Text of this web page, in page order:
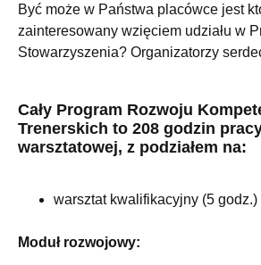
Być może w Państwa placówce jest
zainteresowany wzięciem udziału w
Stowarzyszenia? Organizatorzy
Cały Program Rozwoju
Trenerskich to 208 godzin
warsztatowej, z podziałem na:
warsztat kwalifikacyjny (5 godz.)
Moduł rozwojowy: